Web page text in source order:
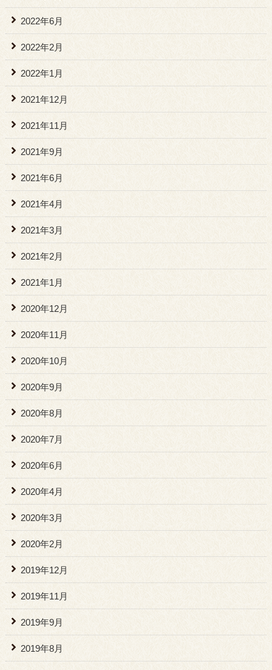
2022年6月
2022年2月
2022年1月
2021年12月
2021年11月
2021年9月
2021年6月
2021年4月
2021年3月
2021年2月
2021年1月
2020年12月
2020年11月
2020年10月
2020年9月
2020年8月
2020年7月
2020年6月
2020年4月
2020年3月
2020年2月
2019年12月
2019年11月
2019年9月
2019年8月